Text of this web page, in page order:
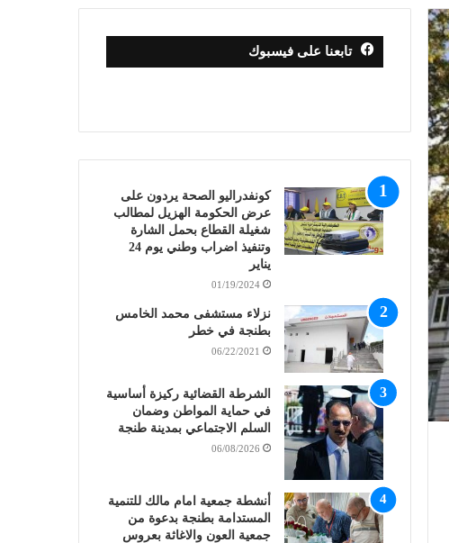
تابعنا على فيسبوك
كونفدراليو الصحة يردون على
عرض الحكومة الهزيل لمطالب
شغيلة القطاع بحمل الشارة
وتنفيذ اضراب وطني يوم 24
يناير
01/19/2024
نزلاء مستشفى محمد الخامس
بطنجة في خطر
06/22/2021
الشرطة القضائية ركيزة أساسية
في حماية المواطن وضمان
السلم الاجتماعي بمدينة طنجة
06/08/2026
أنشطة جمعية امام مالك للتنمية
المستدامة بطنجة بدعوة من
جمعية العون والاغاثة بعروس